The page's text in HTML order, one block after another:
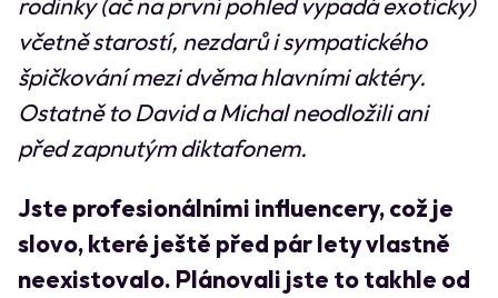
rodinky (ač na první pohled vypadá exoticky)
včetně starostí, nezdarů i sympatického
špičkování mezi dvěma hlavními aktéry.
Ostatně to David a Michal neodložili ani
před zapnutým diktafonem.
Jste profesionálními influencery, což je
slovo, které ještě před pár lety vlastně
neexistovalo. Plánovali jste to takhle od